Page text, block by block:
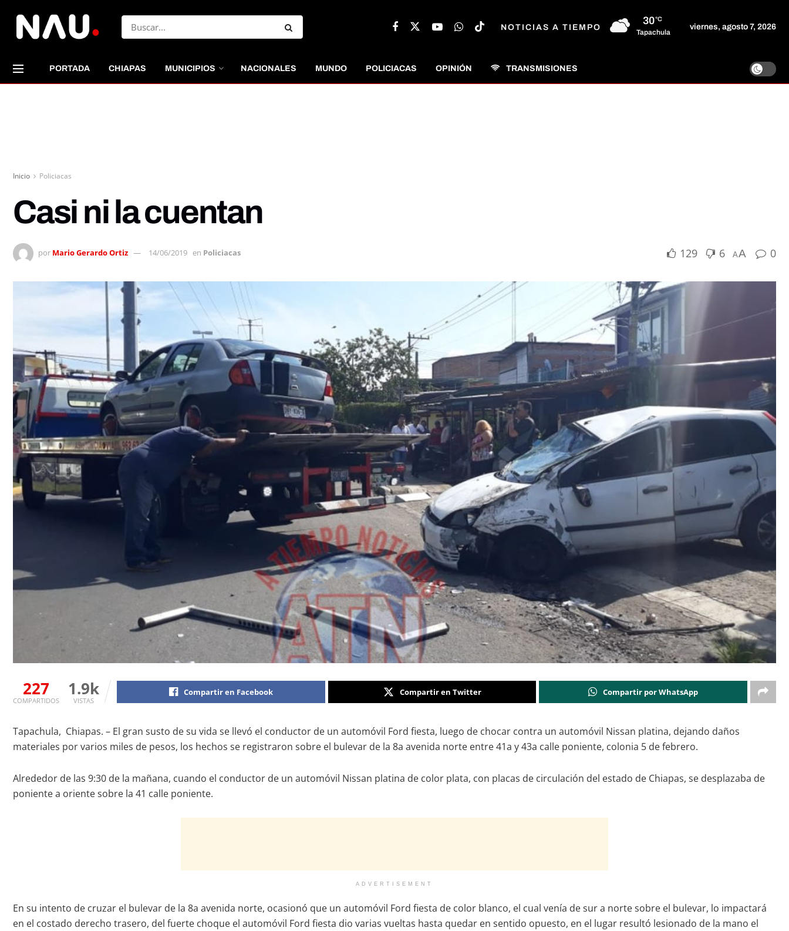
NOTICIAS A TIEMPO
30°C
Tapachula
viernes, agosto 7, 2026
PORTADA CHIAPAS MUNICIPIOS NACIONALES MUNDO POLICIACAS OPINIÓN TRANSMISIONES
Inicio Policiacas
Casi ni la cuentan
por Mario Gerardo Ortiz 14/06/2019 en Policiacas 129 6 AA 0
227
COMPARTIDOS
1.9k
VISTAS
Compartir en Facebook Compartir en Twitter Compartir por WhatsApp
Tapachula, Chiapas. – El gran susto de su vida se llevó el conductor de un automóvil Ford fiesta, luego de chocar contra un automóvil Nissan platina, dejando daños
materiales por varios miles de pesos, los hechos se registraron sobre el bulevar de la 8a avenida norte entre 41a y 43a calle poniente, colonia 5 de febrero.
Alrededor de las 9:30 de la mañana, cuando el conductor de un automóvil Nissan platina de color plata, con placas de circulación del estado de Chiapas, se desplazaba de
poniente a oriente sobre la 41 calle poniente.
ADVERTISEMENT
En su intento de cruzar el bulevar de la 8a avenida norte, ocasionó que un automóvil Ford fiesta de color blanco, el cual venía de sur a norte sobre el bulevar, lo impactará
en el costado derecho trasero, del fuerte choque el automóvil Ford fiesta dio varias vueltas hasta quedar en sentido opuesto, en el lugar resultó lesionado de la mano el